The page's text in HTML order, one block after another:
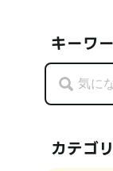
キーワ
カテゴ